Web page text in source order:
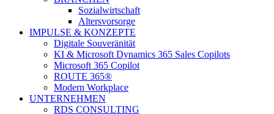
Sozialwirtschaft
Altersvorsorge
IMPULSE & KONZEPTE
Digitale Souveränität
KI & Microsoft Dynamics 365 Sales Copilots
Microsoft 365 Copilot
ROUTE 365®
Modern Workplace
UNTERNEHMEN
RDS CONSULTING